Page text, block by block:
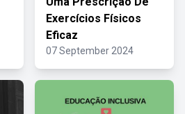
Exercícios Físicos
Eficaz
07 September 2024